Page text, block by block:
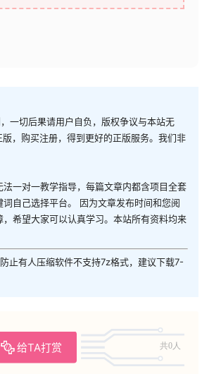
一切后果请用户自负，版权争议与本站无
，购买注册，得到更好的正版服务。我们非
一对一教学指导，每篇文章内都含项目全套
自己选择平台。 因为文章发布时间和您阅
希望大家可以认真学习。本站所有资料均来
止有人压缩软件不支持7z格式，建议下载7-
给TA打赏 共0人